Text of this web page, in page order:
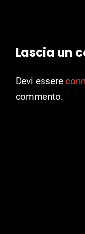
Lascia un
Devi essere
commento.